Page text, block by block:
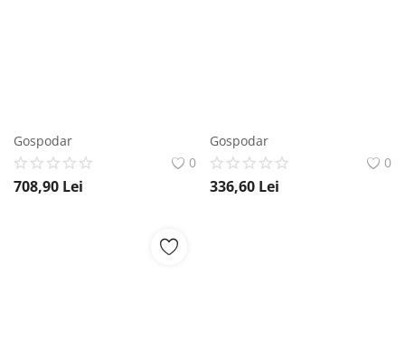
Gospodar
0
708,90 Lei
Gospodar
0
336,60 Lei